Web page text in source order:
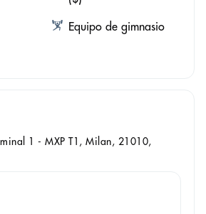
Equipo de gimnasio
1 - MXP T1, Milan, 21010,